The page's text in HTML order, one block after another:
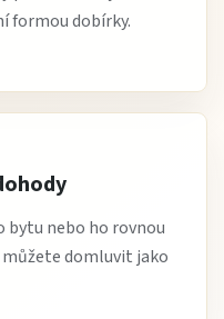
formou dobírky.
bytu nebo ho rovnou
domluvit jako